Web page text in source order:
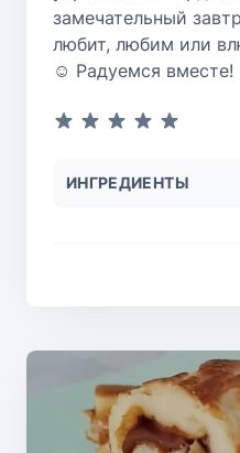
замечательный
любит, любим или
☺ Радуемся вместе!
ИНГРЕДИЕНТЫ